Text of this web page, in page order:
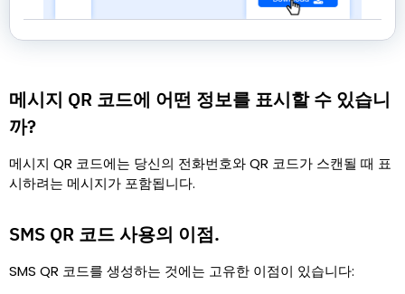
메시지 QR 코드에 어떤 정보를 표시할 수 있습니
까?
메시지 QR 코드에는 당신의 전화번호와 QR 코드가 스캔될 때 표
시하려는 메시지가 포함됩니다.
SMS QR 코드 사용의 이점.
SMS QR 코드를 생성하는 것에는 고유한 이점이 있습니다: